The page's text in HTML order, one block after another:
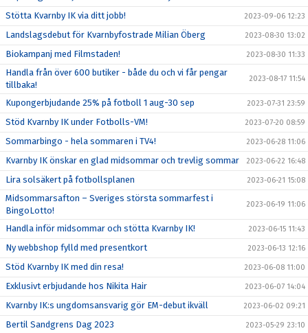
Stötta Kvarnby IK via ditt jobb! 2023-09-06 12:23
Landslagsdebut för Kvarnbyfostrade Milian Öberg 2023-08-30 13:02
Biokampanj med Filmstaden! 2023-08-30 11:33
Handla från över 600 butiker - både du och vi får pengar
tillbaka!
2023-08-17 11:54
Kupongerbjudande 25% på fotboll 1 aug-30 sep 2023-07-31 23:59
Stöd Kvarnby IK under Fotbolls-VM! 2023-07-20 08:59
Sommarbingo - hela sommaren i TV4! 2023-06-28 11:06
Kvarnby IK önskar en glad midsommar och trevlig sommar 2023-06-22 16:48
Lira solsäkert på fotbollsplanen 2023-06-21 15:08
Midsommarsafton – Sveriges största sommarfest i
BingoLotto!
2023-06-19 11:06
Handla inför midsommar och stötta Kvarnby IK! 2023-06-15 11:43
Ny webbshop fylld med presentkort 2023-06-13 12:16
Stöd Kvarnby IK med din resa! 2023-06-08 11:00
Exklusivt erbjudande hos Nikita Hair 2023-06-07 14:04
Kvarnby IK:s ungdomsansvarig gör EM-debut ikväll 2023-06-02 09:21
Bertil Sandgrens Dag 2023 2023-05-29 23:10